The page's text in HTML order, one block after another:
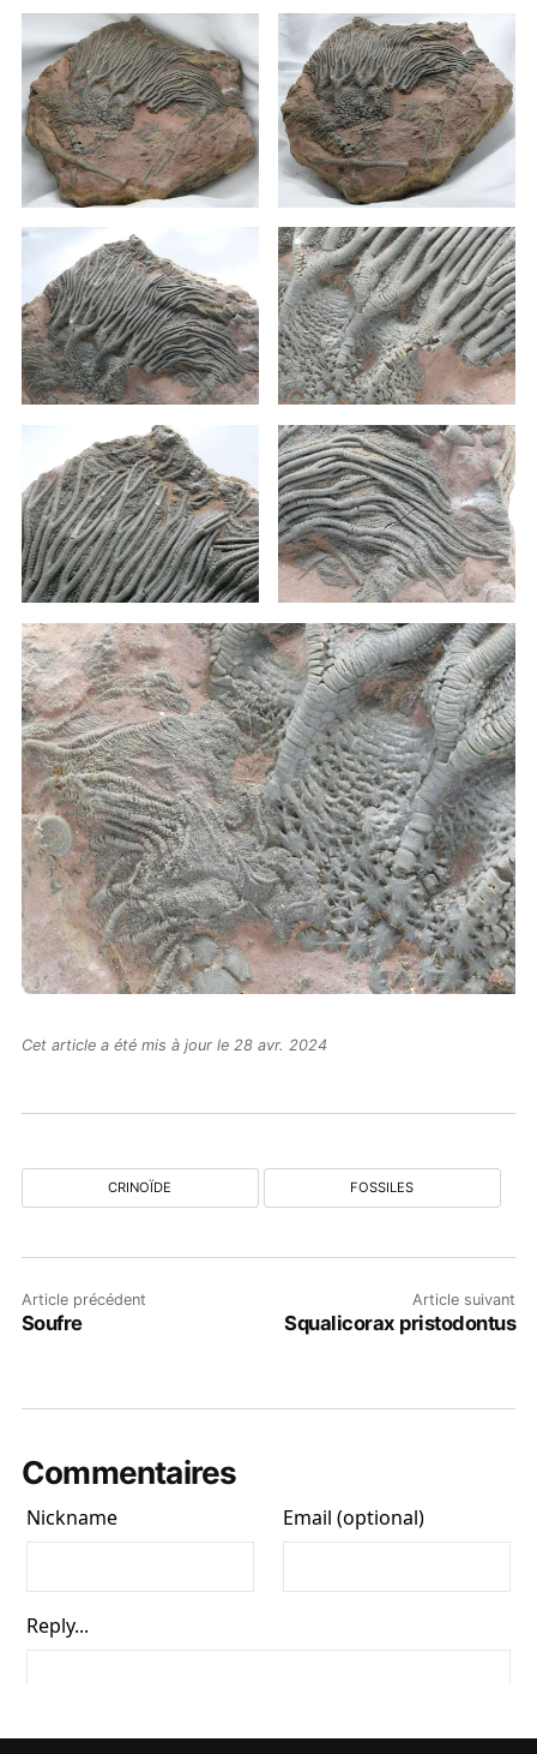
Cet article a été mis à jour le 28 avr. 2024
CRINOÏDE FOSSILES
Article précédent
Soufre
Article suivant
Squalicorax pristodontus
Commentaires